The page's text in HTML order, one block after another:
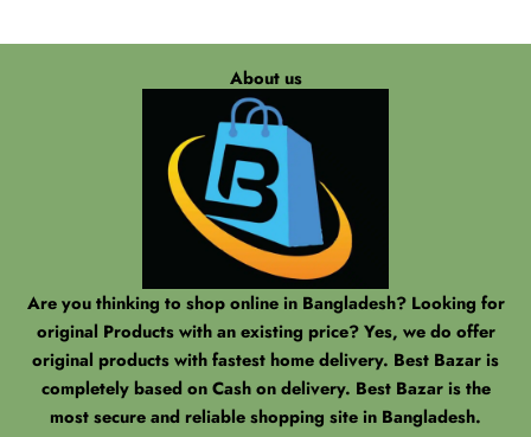
About us
Are you thinking to shop online in Bangladesh? Looking for
original Products with an existing price? Yes, we do offer
original products with fastest home delivery. Best Bazar is
completely based on Cash on delivery. Best Bazar is the
most secure and reliable shopping site in Bangladesh.